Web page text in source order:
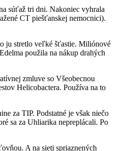
súťaž tri dni. Nakoniec vyhrala
CT piešťanskej nemocnici).
ju stretlo veľké šťastie. Miliónové
použila na nákup drahých
zmluve so Všeobecnou
Helicobactera. Používa na to
za TIP. Podstatné je však niečo
sa za Uhliarika nepreplácali. Po
A na sieti spriaznených